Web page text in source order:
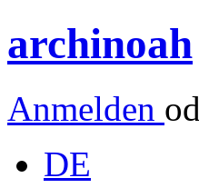
archinoah
Anmelden
DE